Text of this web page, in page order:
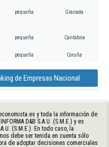
pequeña Granada
pequeña Cantabria
pequeña Coruña
de Empresas Nacional
y toda la información de
D&B S.A.U. (S.M.E.) y es
(S.M.E.). En todo caso, la
debe ser tenida en cuenta sólo
de adoptar decisiones comerciales